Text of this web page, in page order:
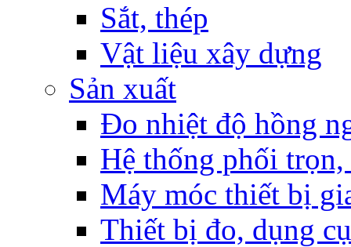
Sắt, thép
Vật liệu xây dựng
Sản xuất
Đo nhiệt độ hồng
Hệ thống phối
Máy móc thiết bị
Thiết bị đo, dụng